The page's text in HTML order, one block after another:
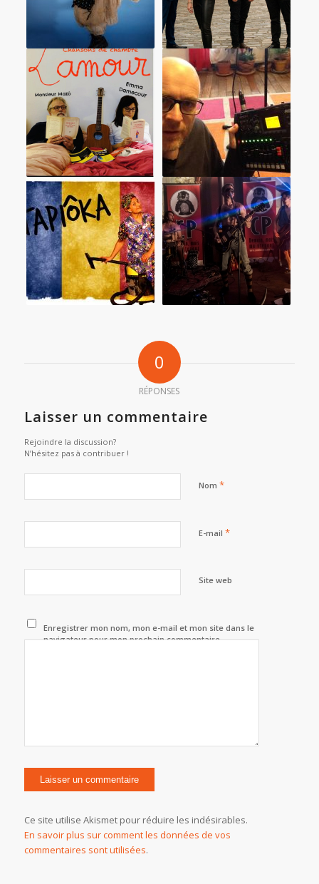
0
RÉPONSES
Laisser un commentaire
Rejoindre la discussion?
N’hésitez pas à contribuer !
Nom *
E-mail *
Site web
Enregistrer mon nom, mon e-mail et mon site dans le
navigateur pour mon prochain commentaire.
Ce site utilise Akismet pour réduire les indésirables.
En savoir plus sur comment les données de vos
commentaires sont utilisées.